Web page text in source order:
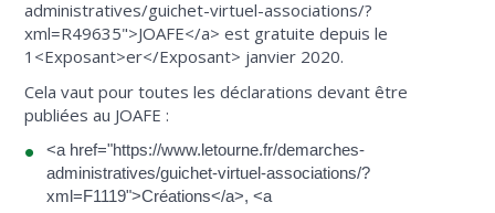
administratives/guichet-virtuel-associations/?
xml=R49635">JOAFE</a> est gratuite depuis le
1<Exposant>er</Exposant> janvier 2020.
Cela vaut pour toutes les déclarations devant être
publiées au JOAFE :
<a href="https://www.letourne.fr/demarches-
administratives/guichet-virtuel-associations/?
xml=F1119">Créations</a>, <a